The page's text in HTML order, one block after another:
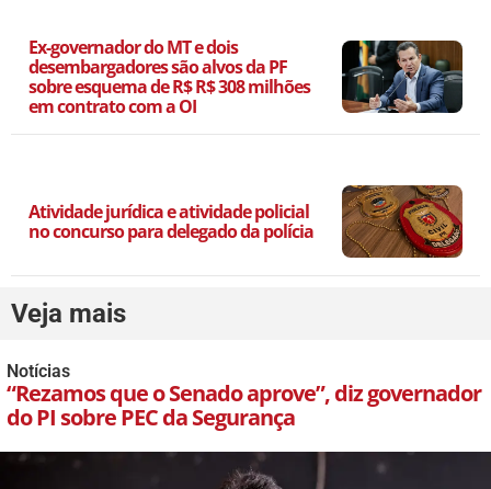
Ex-governador do MT e dois
desembargadores são alvos da PF
sobre esquema de R$ R$ 308 milhões
em contrato com a OI
Atividade jurídica e atividade policial
no concurso para delegado da polícia
Veja mais
Notícias
“Rezamos que o Senado aprove”, diz governador
do PI sobre PEC da Segurança